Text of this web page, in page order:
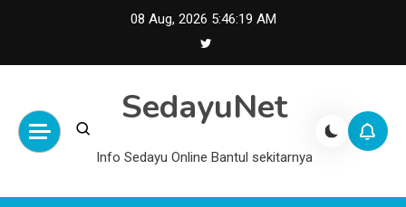
08 Aug, 2026 5:46:20 AM
SedayuNet
Info Sedayu Online Bantul sekitarnya